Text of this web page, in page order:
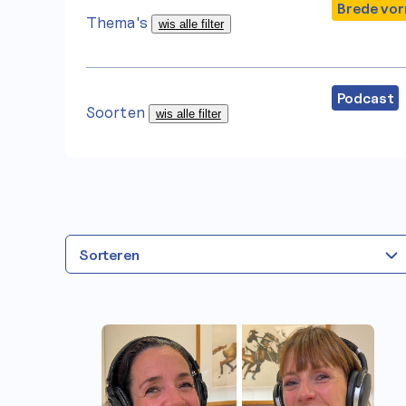
Thema's wis alle filter
Brede
Soorten wis alle filter
Podcast
Sorteren